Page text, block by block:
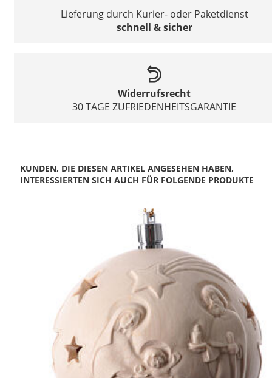
Lieferung durch Kurier- oder Paketdienst
schnell & sicher
Widerrufsrecht
30 TAGE ZUFRIEDENHEITSGARANTIE
KUNDEN, DIE DIESEN ARTIKEL ANGESEHEN HABEN,
INTERESSIERTEN SICH AUCH FÜR FOLGENDE PRODUKTE